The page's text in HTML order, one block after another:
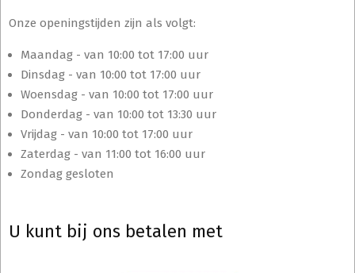
Onze openingstijden zijn als volgt:
Maandag - van 10:00 tot 17:00 uur
Dinsdag - van 10:00 tot 17:00 uur
Woensdag - van 10:00 tot 17:00 uur
Donderdag - van 10:00 tot 13:30 uur
Vrijdag - van 10:00 tot 17:00 uur
Zaterdag - van 11:00 tot 16:00 uur
Zondag gesloten
U kunt bij ons betalen met